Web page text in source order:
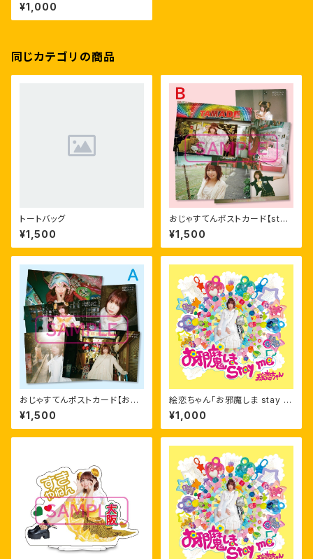
¥1,000
同じカテゴリの商品
トートバッグ
¥1,500
おじゃすてんポストカード【stay
me セット】
¥1,500
おじゃすてんポストカード【お邪
魔しまセット】
¥1,500
絵恋ちゃん「お邪魔しま stay m
e」データ
¥1,000